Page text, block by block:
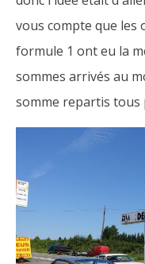
vous compte que les
formule 1 ont eu la
sommes arrivés au
somme repartis tous